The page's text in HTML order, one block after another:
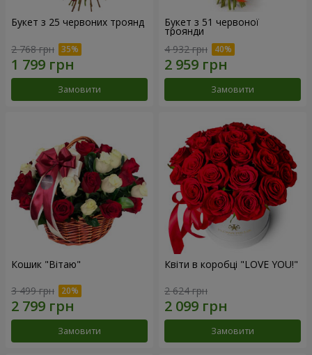
Букет з 25 червоних троянд
2 768 грн
Замовити
Букет з 51 червоної
троянди
4 932 грн
Замовити
Кошик "Вітаю"
3 499 грн
Замовити
Квіти в коробці "LOVE YOU!"
2 624 грн
Замовити